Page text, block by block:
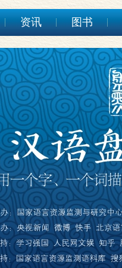
资讯 图书